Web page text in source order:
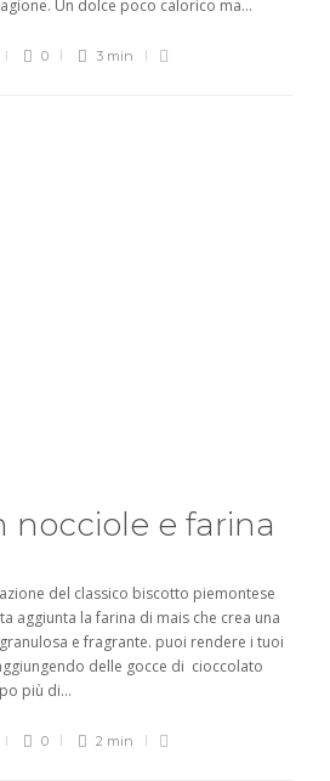
Un dolce poco calorico ma...
0 3 min
nocciole e farina
del classico biscotto piemontese
aggiunta la farina di mais che crea una
e fragrante. puoi rendere i tuoi
delle gocce di cioccolato
più di...
0 2 min